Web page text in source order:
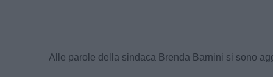
Alle parole della sindaca Brenda Barnini si sono